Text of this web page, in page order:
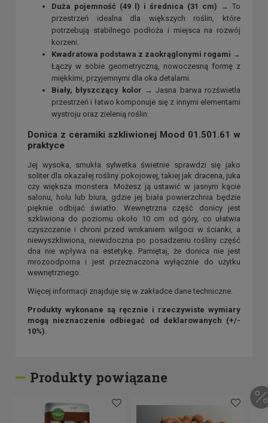
Duża pojemność (49 l) i średnica (31 cm) → To
przestrzeń idealna dla większych roślin, które
potrzebują stabilnego podłoża i miejsca na rozwój
korzeni.
Kwadratowa podstawa z zaokrąglonymi rogami →
Łączy w sobie geometryczną, nowoczesną formę z
miękkimi, przyjemnymi dla oka detalami.
Biały, błyszczący kolor → Jasna barwa rozświetla
przestrzeń i łatwo komponuje się z innymi elementami
wystroju oraz zielenią roślin.
Donica z ceramiki szkliwionej Mood 01.501.61 w
praktyce
Jej wysoka, smukła sylwetka świetnie sprawdzi się jako
soliter dla okazałej rośliny pokojowej, takiej jak dracena, juka
czy większa monstera. Możesz ją ustawić w jasnym kącie
salonu, holu lub biura, gdzie jej biała powierzchnia będzie
pięknie odbijać światło. Wewnętrzna część donicy jest
szkliwiona do poziomu około 10 cm od góry, co ułatwia
czyszczenie i chroni przed wnikaniem wilgoci w ścianki, a
niewyszkliwiona, niewidoczna po posadzeniu rośliny część
dna nie wpływa na estetykę. Pamiętaj, że donica nie jest
mrozoodporna i jest przeznaczona wyłącznie do użytku
wewnętrznego.
Więcej informacji znajduje się w zakładce dane techniczne.
Produkty wykonane są ręcznie i rzeczywiste wymiary
mogą nieznaczenie odbiegać od deklarowanych (+/-
10%).
Produkty powiązane